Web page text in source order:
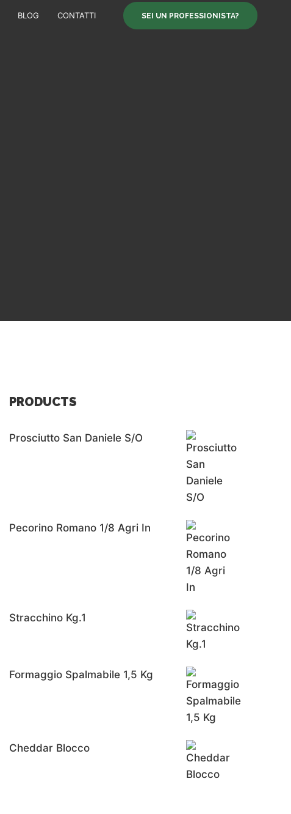
BLOG CONTATTI SEI UN PROFESSIONISTA?
PRODUCTS
Prosciutto San Daniele S/o
Pecorino Romano 1/8 Agri In
Stracchino Kg.1
Formaggio Spalmabile 1,5 Kg
Cheddar Blocco